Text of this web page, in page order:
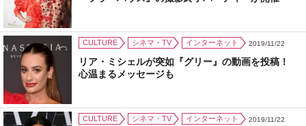
CULTURE シネマ・TV インターネット 2019/11/22
リア・ミシェルが突如『グリー』の動画を投稿！
心温まるメッセージも
CULTURE シネマ・TV インターネット 2019/11/22